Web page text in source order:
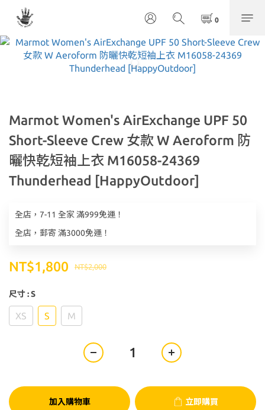
Marmot Women's AirExchange UPF 50
Short-Sleeve Crew 女款 W Aeroform 防
曬快乾短袖上衣 M16058-24369
Thunderhead [HappyOutdoor]
全店，7-11 全家 滿999免運！
全店，郵寄 滿3000免運！
NT$2,000
NT$1,800
尺寸: S
XS S M
加入購物車 立即購買